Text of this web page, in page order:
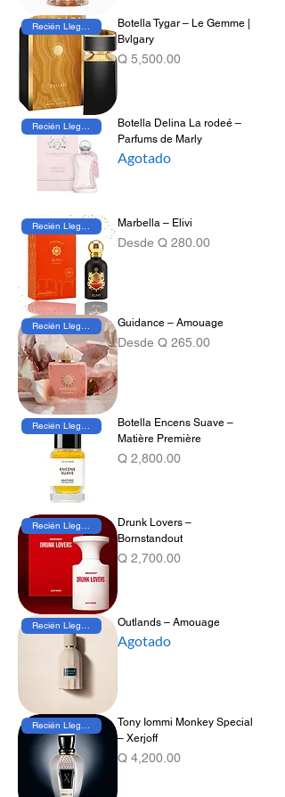
Recién Llegado
Botella Tygar – Le Gemme |
Bvlgary
Precio
Q 5,500.00
Recién Llegado
Botella Delina La rodeé –
Parfums de Marly
Agotado
Recién Llegado Marbella – Elivi
Desde Q 280.00
Precio de oferta
Recién Llegado Guidance – Amouage
Desde Q 265.00
Precio de oferta
Recién Llegado
Botella Encens Suave –
Matière Première
Precio
Q 2,800.00
Recién Llegado
Drunk Lovers –
Bornstandout
Precio
Q 2,700.00
Recién Llegado Outlands – Amouage
Agotado
Recién Llegado
Tony Iommi Monkey Special
– Xerjoff
Precio
Q 4,200.00